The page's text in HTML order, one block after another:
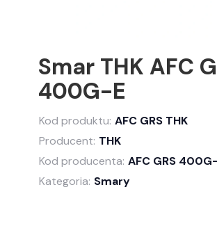
Smar THK AFC
400G-E
Kod produktu: AFC GRS THK
Producent: THK
Kod producenta: AFC GRS
Kategoria: Smary